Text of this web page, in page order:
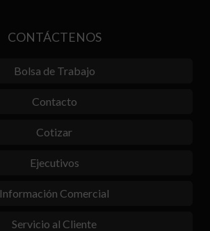
CONTÁCTENOS
Bolsa de Trabajo
Contacto
Cotizar
Ejecutivos
Información Comercial
Servicio al Cliente